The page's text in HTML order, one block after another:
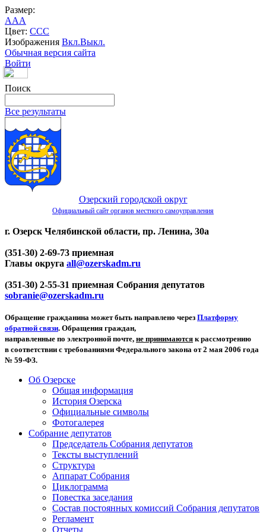
Размер:
AAA
Цвет: CCC
Изображения Вкл.Выкл.
Обычная версия сайта
Войти
Поиск
Все результаты
Озерский городской округ
Официальный сайт органов местного самоуправления
г. Озерск Челябинской области, пр. Ленина, 30а
(351-30) 2-69-73 приемная
Главы округа all@ozerskadm.ru
(351-30) 2-55-31 приемная Собрания депутатов
sobranie@ozerskadm.ru
Обращение гражданина может быть направлено через Платформу
обратной связи. Обращения граждан,
направленные по электронной почте, не принимаются к рассмотрению
в соответствии с требованиями Федерального закона от 2 мая 2006 года
№ 59-ФЗ.
Об Озерске
Общая информация
История Озерска
Официальные символы
Фотогалерея
Собрание депутатов
Председатель Собрания депутатов
Тексты выступлений
Структура
Аппарат Собрания
Циклограмма
Повестка заседания
Состав постоянных комиссий Собрания депутатов
Регламент
Отчеты